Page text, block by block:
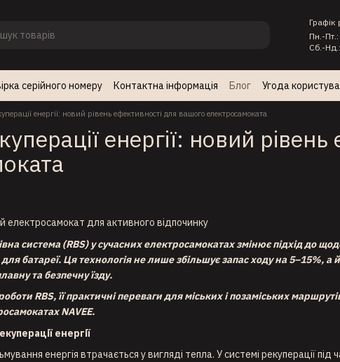
Графік
Пн.-
Сб.-
серійного номеру Контактна інформація Блог
Угода
енергії: новий рівень ефективності для вашого електросамоката
енергії: новий
система (RBS) у сучасних електросамокатах змінює підхід до
батареї. Ця технологія не лише збільшує запас ходу на 5–15%,
та безпечну їзду.
RBS, її практичні переваги для міських і позаміських
NAVEE.
енергії
енергія втрачається у вигляді тепла. У системі рекуперації